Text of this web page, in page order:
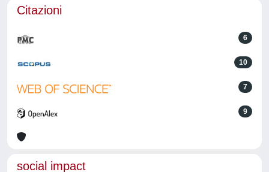
Citazioni
6
10
7
9
social impact